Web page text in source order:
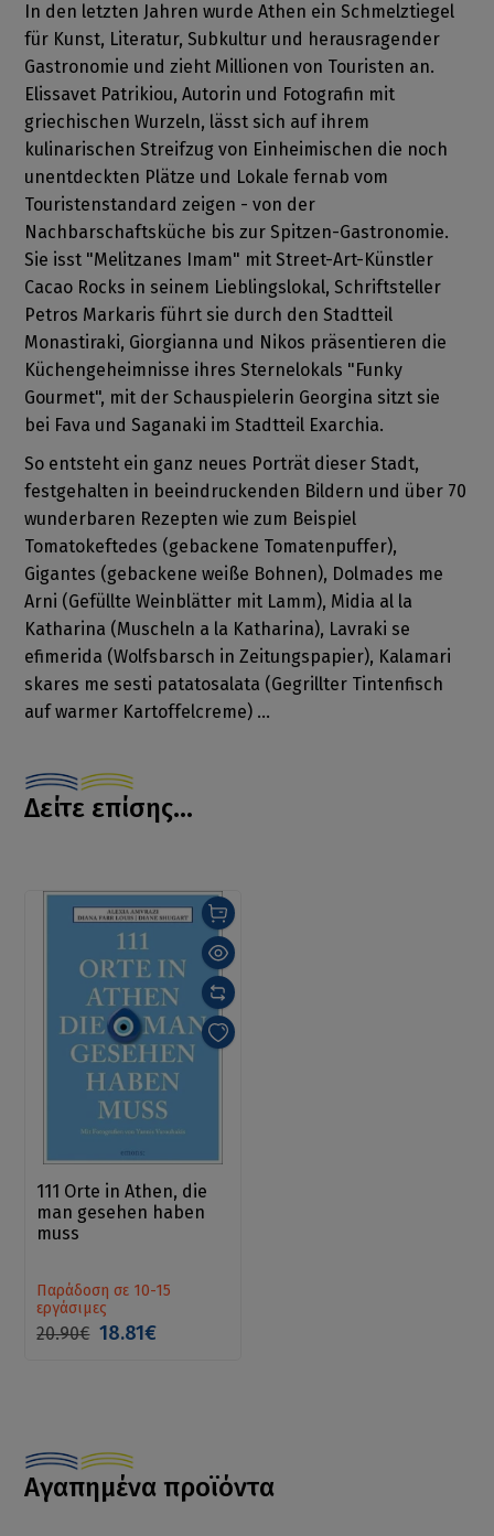
In den letzten Jahren wurde Athen ein Schmelztiegel
für Kunst, Literatur, Subkultur und herausragender
Gastronomie und zieht Millionen von Touristen an.
Elissavet Patrikiou, Autorin und Fotografin mit
griechischen Wurzeln, lässt sich auf ihrem
kulinarischen Streifzug von Einheimischen die noch
unentdeckten Plätze und Lokale fernab vom
Touristenstandard zeigen - von der
Nachbarschaftsküche bis zur Spitzen-Gastronomie.
Sie isst "Melitzanes Imam" mit Street-Art-Künstler
Cacao Rocks in seinem Lieblingslokal, Schriftsteller
Petros Markaris führt sie durch den Stadtteil
Monastiraki, Giorgianna und Nikos präsentieren die
Küchengeheimnisse ihres Sternelokals "Funky
Gourmet", mit der Schauspielerin Georgina sitzt sie
bei Fava und Saganaki im Stadtteil Exarchia.
So entsteht ein ganz neues Porträt dieser Stadt,
festgehalten in beeindruckenden Bildern und über 70
wunderbaren Rezepten wie zum Beispiel
Tomatokeftedes (gebackene Tomatenpuffer),
Gigantes (gebackene weiße Bohnen), Dolmades me
Arni (Gefüllte Weinblätter mit Lamm), Midia al la
Katharina (Muscheln a la Katharina), Lavraki se
efimerida (Wolfsbarsch in Zeitungspapier), Kalamari
skares me sesti patatosalata (Gegrillter Tintenfisch
auf warmer Kartoffelcreme) ...
Δείτε επίσης...
111 Orte in Athen, die
man gesehen haben
muss
Παράδοση σε 10-15
εργάσιμες
20.90€ 18.81€
Αγαπημένα προϊόντα